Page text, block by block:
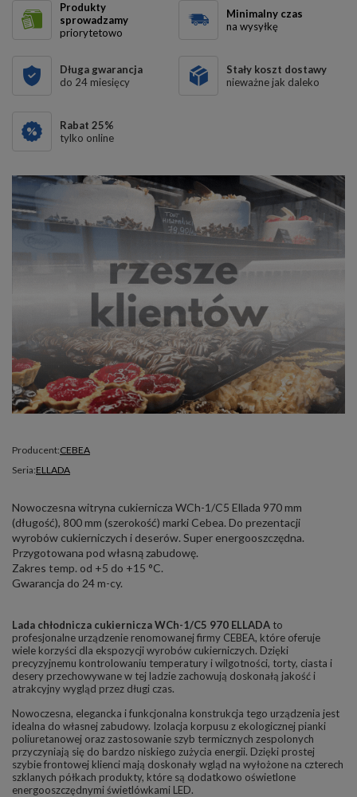
Produkty
sprowadzamy
priorytetowo
Minimalny czas
na wysyłkę
Długa gwarancja
do 24 miesięcy
Stały koszt dostawy
nieważne jak daleko
Rabat 25%
tylko online
Producent:CEBEA
Seria:ELLADA
Nowoczesna witryna cukiernicza WCh-1/C5 Ellada 970 mm
(długość), 800 mm (szerokość) marki Cebea. Do prezentacji
wyrobów cukierniczych i deserów. Super energooszczędna.
Przygotowana pod własną zabudowę.
Zakres temp. od +5 do +15 °C.
Gwarancja do 24 m-cy.
Lada chłodnicza cukiernicza WCh-1/C5 970 ELLADA to
profesjonalne urządzenie renomowanej firmy CEBEA, które oferuje
wiele korzyści dla ekspozycji wyrobów cukierniczych. Dzięki
precyzyjnemu kontrolowaniu temperatury i wilgotności, torty, ciasta i
desery przechowywane w tej ladzie zachowują doskonałą jakość i
atrakcyjny wygląd przez długi czas.
Nowoczesna, elegancka i funkcjonalna konstrukcja tego urządzenia jest
idealna do własnej zabudowy. Izolacja korpusu z ekologicznej pianki
poliuretanowej oraz zastosowanie szyb termicznych zespolonych
przyczyniają się do bardzo niskiego zużycia energii. Dzięki prostej
szybie frontowej klienci mają doskonały wgląd na wyłożone na czterech
szklanych półkach produkty, które są dodatkowo oświetlone
energooszczędnymi świetlówkami LED.